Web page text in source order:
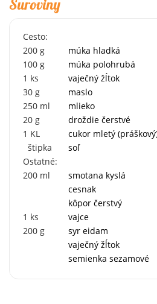
Suroviny
Cesto:
200 g
múka hladká
100 g
múka polohrubá
1 ks
vaječný žĺtok
30 g
maslo
250 ml
mlieko
20 g
droždie čerstvé
1 KL
cukor mletý
štipka
soľ
Ostatné:
200 ml
smotana kyslá
cesnak
kôpor čerstvý
1 ks
vajce
200 g
syr eidam
vaječný žĺtok
semienka sezamové